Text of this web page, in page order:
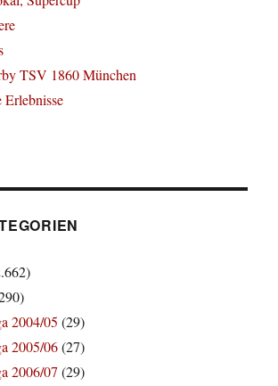
TSV 1860 München
Erlebnisse
2004/05 (29)
2005/06(27)
2006/07 (29)